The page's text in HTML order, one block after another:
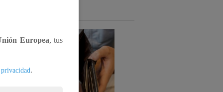
Europea, tus
.